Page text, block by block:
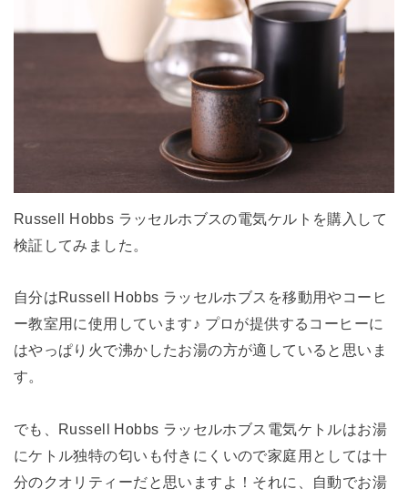
Russell Hobbs ラッセルホブスの電気ケルトを購入して
検証してみました。
自分はRussell Hobbs ラッセルホブスを移動用やコーヒ
ー教室用に使用しています♪ プロが提供するコーヒーに
はやっぱり火で沸かしたお湯の方が適していると思いま
す。
でも、Russell Hobbs ラッセルホブス電気ケトルはお湯
にケトル独特の匂いも付きにくいので家庭用としては十
分のクオリティーだと思いますよ！それに、自動でお湯